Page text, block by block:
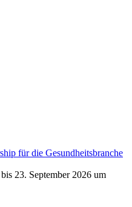
für die Gesundheitsbranche
23. September 2026 um